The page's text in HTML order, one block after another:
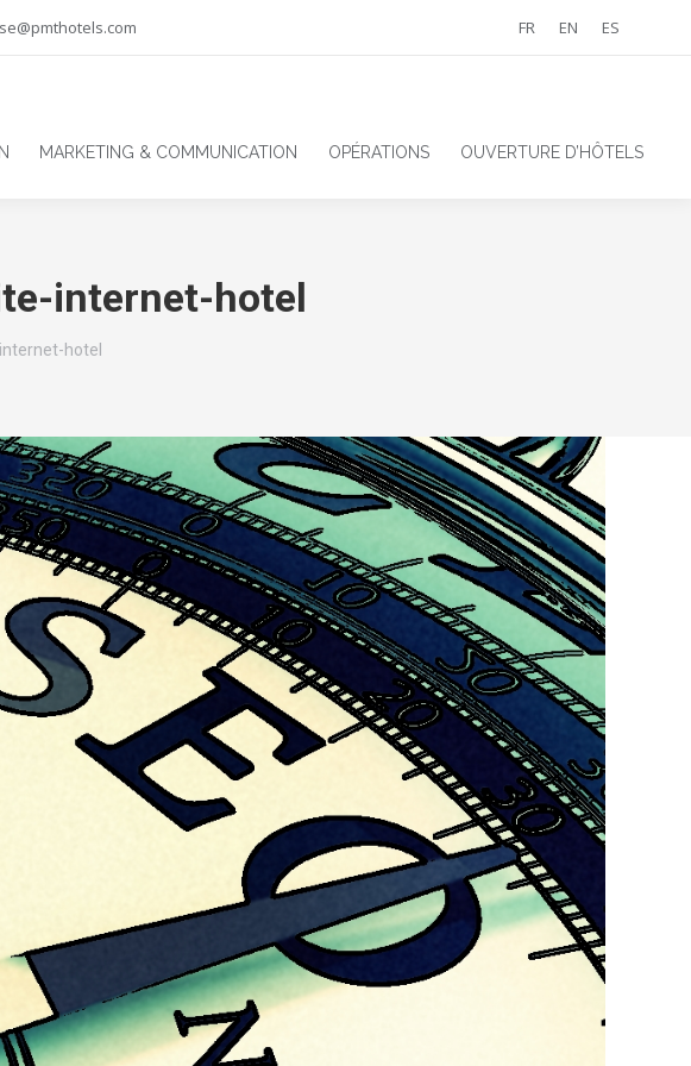
FR EN ES
MARKETING & COMMUNICATION OPÉRATIONS OUVERTURE D’HÔTELS
internet-hotel
hotel